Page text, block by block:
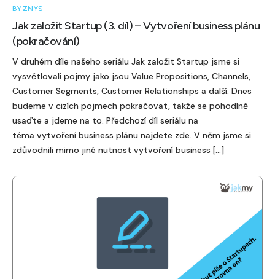
BYZNYS
Jak založit Startup (3. díl) – Vytvoření business plánu
(pokračování)
V druhém díle našeho seriálu Jak založit Startup jsme si
vysvětlovali pojmy jako jsou Value Propositions, Channels,
Customer Segments, Customer Relationships a další. Dnes
budeme v cizích pojmech pokračovat, takže se pohodlně
usaďte a jdeme na to. Předchozí díl seriálu na
téma vytvoření business plánu najdete zde. V něm jsme si
zdůvodnili mimo jiné nutnost vytvoření business […]